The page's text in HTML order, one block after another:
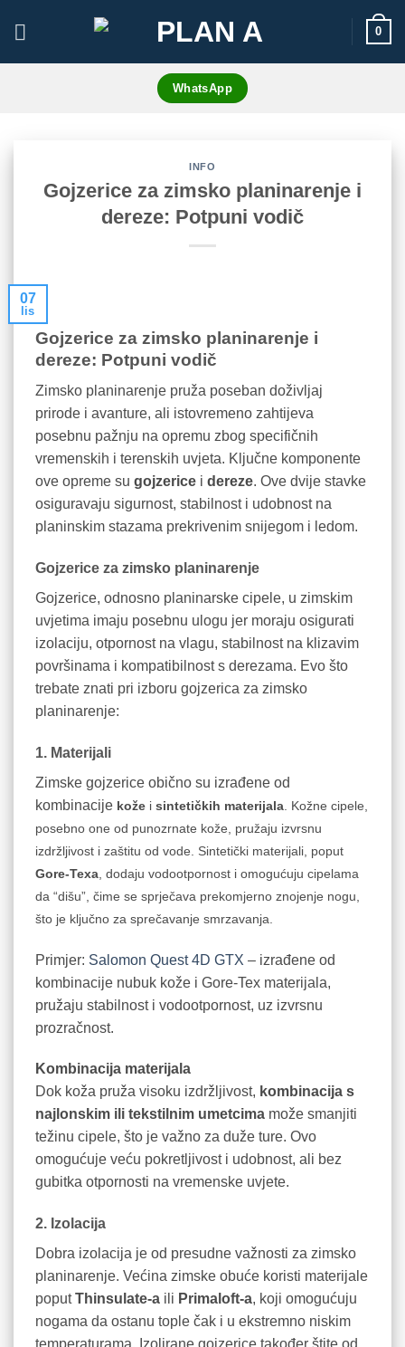
0
WhatsApp
INFO
Gojzerice za zimsko planinarenje i
dereze: Potpuni vodič
07
lis
Gojzerice za zimsko planinarenje i
dereze: Potpuni vodič
Zimsko planinarenje pruža poseban doživljaj
prirode i avanture, ali istovremeno zahtijeva
posebnu pažnju na opremu zbog specifičnih
vremenskih i terenskih uvjeta. Ključne komponente
ove opreme su gojzerice i dereze. Ove dvije stavke
osiguravaju sigurnost, stabilnost i udobnost na
planinskim stazama prekrivenim snijegom i ledom.
Gojzerice za zimsko planinarenje
Gojzerice, odnosno planinarske cipele, u zimskim
uvjetima imaju posebnu ulogu jer moraju osigurati
izolaciju, otpornost na vlagu, stabilnost na klizavim
površinama i kompatibilnost s derezama. Evo što
trebate znati pri izboru gojzerica za zimsko
planinarenje:
1. Materijali
Zimske gojzerice obično su izrađene od
kombinacije kože i sintetičkih materijala . Kožne cipele,
posebno one od punozrnate kože, pružaju izvrsnu
izdržljivost i zaštitu od vode. Sintetički materijali, poput
Gore-Texa , dodaju vodootpornost i omogućuju cipelama
da “dišu”, čime se sprječava prekomjerno znojenje nogu,
što je ključno za sprečavanje smrzavanja.
Primjer: Salomon Quest 4D GTX – izrađene od
kombinacije nubuk kože i Gore-Tex materijala,
pružaju stabilnost i vodootpornost, uz izvrsnu
prozračnost.
Kombinacija materijala
Dok koža pruža visoku izdržljivost, kombinacija s
najlonskim ili tekstilnim umetcima može smanjiti
težinu cipele, što je važno za duže ture. Ovo
omogućuje veću pokretljivost i udobnost, ali bez
gubitka otpornosti na vremenske uvjete.
2. Izolacija
Dobra izolacija je od presudne važnosti za zimsko
planinarenje. Većina zimske obuće koristi materijale
poputThinsulate-a ili Primaloft-a, koji omogućuju
nogama da ostanu tople čak i u ekstremno niskim